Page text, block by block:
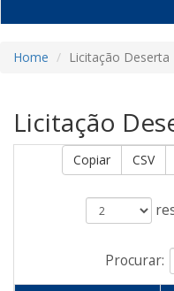
Home Licitação Deserta
Licitação
Copiar CSV
Procurar: